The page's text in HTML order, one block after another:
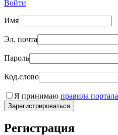
Войти
Имя
Эл. почта
Пароль
Код.слово
Я принимаю правила портала
Зарегистрироваться
Регистрация